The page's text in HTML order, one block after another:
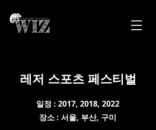
레저 스포츠 페스티벌
일정 : 2017, 2018, 2022
​장소 : 서울, 부산, 구미